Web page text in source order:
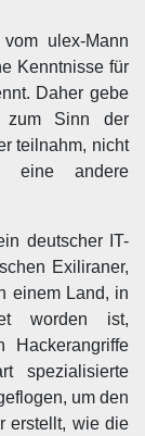
ulex-Mann
Kenntnisse für
Daher gebe
zum Sinn der
teilnahm, nicht
eine andere
deutscher IT-
Exiliraner,
einem Land, in
worden ist,
Hackerangriffe
spezialisierte
um den
erstellt, wie die